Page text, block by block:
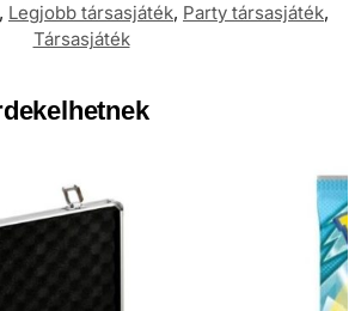
, Legjobb társasjáték, Party társasjáték,
Társasjáték